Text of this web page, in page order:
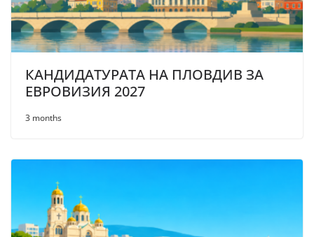
КАНДИДАТУРАТА НА ПЛОВДИВ ЗА
ЕВРОВИЗИЯ 2027
3 months